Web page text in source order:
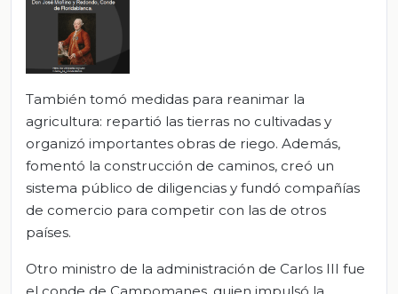
También tomó medidas para reanimar la
agricultura: repartió las tierras no cultivadas y
organizó importantes obras de riego. Además,
fomentó la construcción de caminos, creó un
sistema público de diligencias y fundó compañías
de comercio para competir con las de otros
países.
Otro ministro de la administración de Carlos III fue